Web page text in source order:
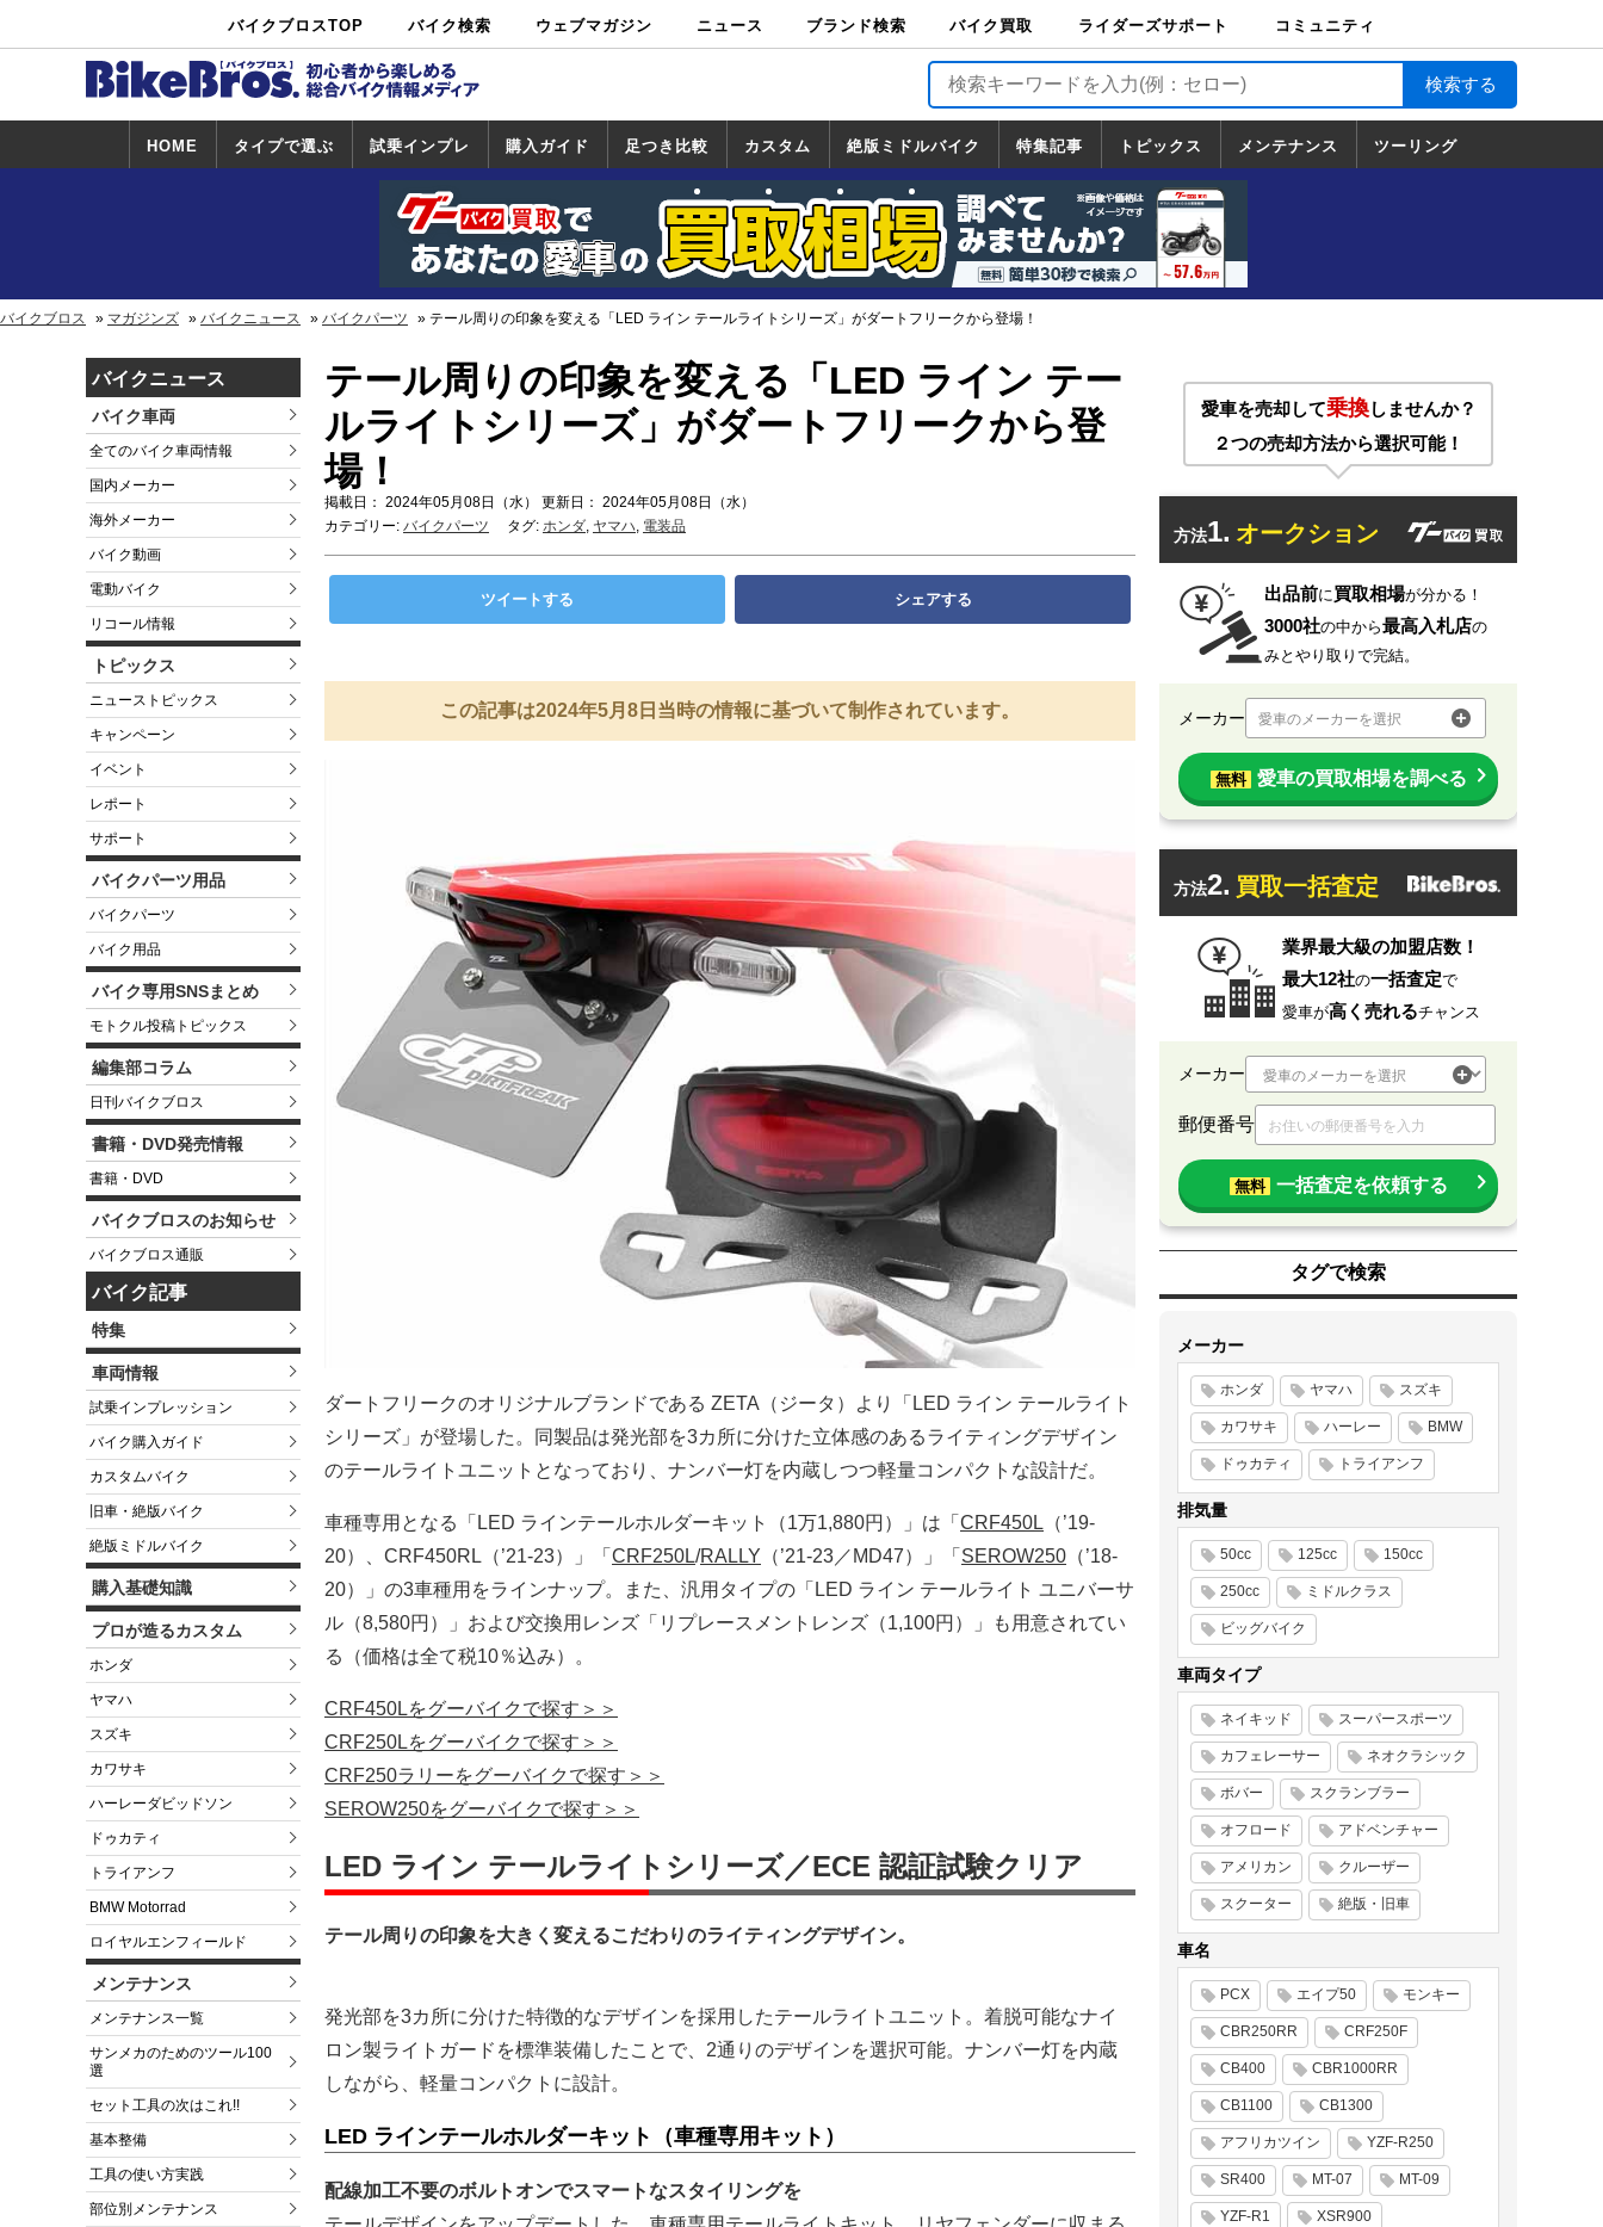
バイクブロスTOP バイク検索
中古バイ
ク・新車検
カタログ検
索
ショップ検
索
ウェブマガジン ニュース ブランド検索 バイク買取
バイク買取
ライダーズサポート
ライダーズサポート
TOP
バイク輸送
バイクガレージライ
フ
バイク車両保険
ロードサービス
バイク試乗
コミュニティ
HOME タイプで選ぶ 試乗インプレ
試乗インプレ
一覧
ホンダ
ヤマハ
スズキ
カワサキ
ハーレー
BMW
トライアンフ
ドゥカティ
購入ガイド
一覧
足つき比較 カスタム
カスタム
一覧
ホンダ
ヤマハ
スズキ
カワサキ
絶版ミドルバイク
絶版ミドルバイク
一覧
ホンダ
ヤマハ
スズキ
カワサキ
特集記事 トピックス
トピックス
一覧
ホンダ
ヤマハ
スズキ
カワサキ
ハーレーダ
ビッドソン
BMW
ドゥカティ
トライアン
フ
メンテナンス ツーリング
道の駅調査隊
ツーリング情報局
日本の道50選
国道めぐり
林道ツーリング
バイクブロス マガジンズ バイクニュース バイクパーツ テール周りの印象を変える「LED ライン テールライトシリーズ」がダートフリークから登場！
バイクニュース
バイク車両
全てのバイク車両情報
国内メーカー
海外メーカー
バイク動画
電動バイク
リコール情報
トピックス
ニューストピックス
キャンペーン
イベント
レポート
サポート
バイクパーツ用品
バイクパーツ
バイク用品
バイク専用SNSまとめ
モトクル投稿トピックス
編集部コラム
日刊バイクブロス
書籍・DVD発売情報
書籍・DVD
バイクブロスのお知らせ
バイクブロス通販
バイク記事
特集
車両情報
試乗インプレッション
バイク購入ガイド
カスタムバイク
旧車・絶版バイク
絶版ミドルバイク
購入基礎知識
プロが造るカスタム
ホンダ
ヤマハ
スズキ
カワサキ
ハーレーダビッドソン
ドゥカティ
トライアンフ
BMW Motorrad
ロイヤルエンフィールド
メンテナンス
メンテナンス一覧
サンメカのためのツール100
選
セット工具の次はこれ!!
基本整備
工具の使い方実践
部位別メンテナンス
テール周りの印象を変える「LED ライン テー
ルライトシリーズ」がダートフリークから登
場！
掲載日： 2024年05月08日（水） 更新日： 2024年05月08日（水）
カテゴリー: バイクパーツ タグ: ホンダ, ヤマハ, 電装品
ツイートする シェアする
この記事は2024年5月8日当時の情報に基づいて制作されています。
ダートフリークのオリジナルブランドである ZETA（ジータ）より「LED ライン テールライト
シリーズ」が登場した。同製品は発光部を3カ所に分けた立体感のあるライティングデザイン
のテールライトユニットとなっており、ナンバー灯を内蔵しつつ軽量コンパクトな設計だ。
車種専用となる「LED ラインテールホルダーキット（1万1,880円）」は「 CRF450L （’19-
20）、CRF450RL（’21-23）」「 CRF250L/RALLY （’21-23／MD47）」「 SEROW250 （’18-
20）」の3車種用をラインナップ。また、汎用タイプの「LED ライン テールライト ユニバーサ
ル（8,580円）」および交換用レンズ「リプレースメントレンズ（1,100円）」も用意されてい
る（価格は全て税10％込み）。
CRF450Lをグーバイクで探す＞＞
CRF250Lをグーバイクで探す＞＞
CRF250ラリーをグーバイクで探す＞＞
SEROW250をグーバイクで探す＞＞
LED ライン テールライトシリーズ／ECE 認証試験クリア
テール周りの印象を大きく変えるこだわりのライティングデザイン。
発光部を3カ所に分けた特徴的なデザインを採用したテールライトユニット。着脱可能なナイ
ロン製ライトガードを標準装備したことで、2通りのデザインを選択可能。ナンバー灯を内蔵
しながら、軽量コンパクトに設計。
LED ラインテールホルダーキット（車種専用キット）
配線加工不要のボルトオンでスマートなスタイリングを
愛車を売却して乗換しませんか？
２つの売却方法から選択可能！
方法1. オークション
出品前に買取相場が分かる！
3000社の中から最高入札店の
みとやり取りで完結。
メーカー 愛車のメーカーを選択
無料 愛車の買取相場を調べる
方法2. 買取一括査定
業界最大級の加盟店数！
最大12社の一括査定で
愛車が高く売れるチャンス
メーカー
郵便番号
無料 一括査定を依頼する
タグで検索
メーカー
ホンダ ヤマハ スズキ
カワサキ ハーレー BMW
ドゥカティ トライアンフ
排気量
50cc 125cc 150cc
250cc ミドルクラス
ビッグバイク
車両タイプ
ネイキッド スーパースポーツ
カフェレーサー ネオクラシック
ボバー スクランブラー
オフロード アドベンチャー
アメリカン クルーザー
スクーター 絶版・旧車
車名
PCX エイプ50 モンキー
CBR250RR CRF250F
CB400 CBR1000RR
CB1100 CB1300
アフリカツイン YZF-R250
SR400 MT-07 MT-09
YZF-R1 XSR900